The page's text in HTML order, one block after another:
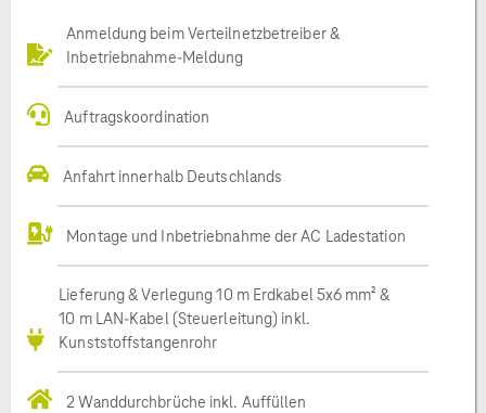
Anmeldung beim Verteilnetzbetreiber &
Inbetriebnahme-Meldung
Auftragskoordination
Anfahrt innerhalb Deutschlands
Montage und Inbetriebnahme der AC Ladestation
Lieferung & Verlegung 10 m Erdkabel 5x6 mm² &
10 m LAN-Kabel (Steuerleitung) inkl.
Kunststoffstangenrohr
2 Wanddurchbrüche inkl. Auffüllen